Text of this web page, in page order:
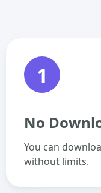
1
No
You can
without limits.